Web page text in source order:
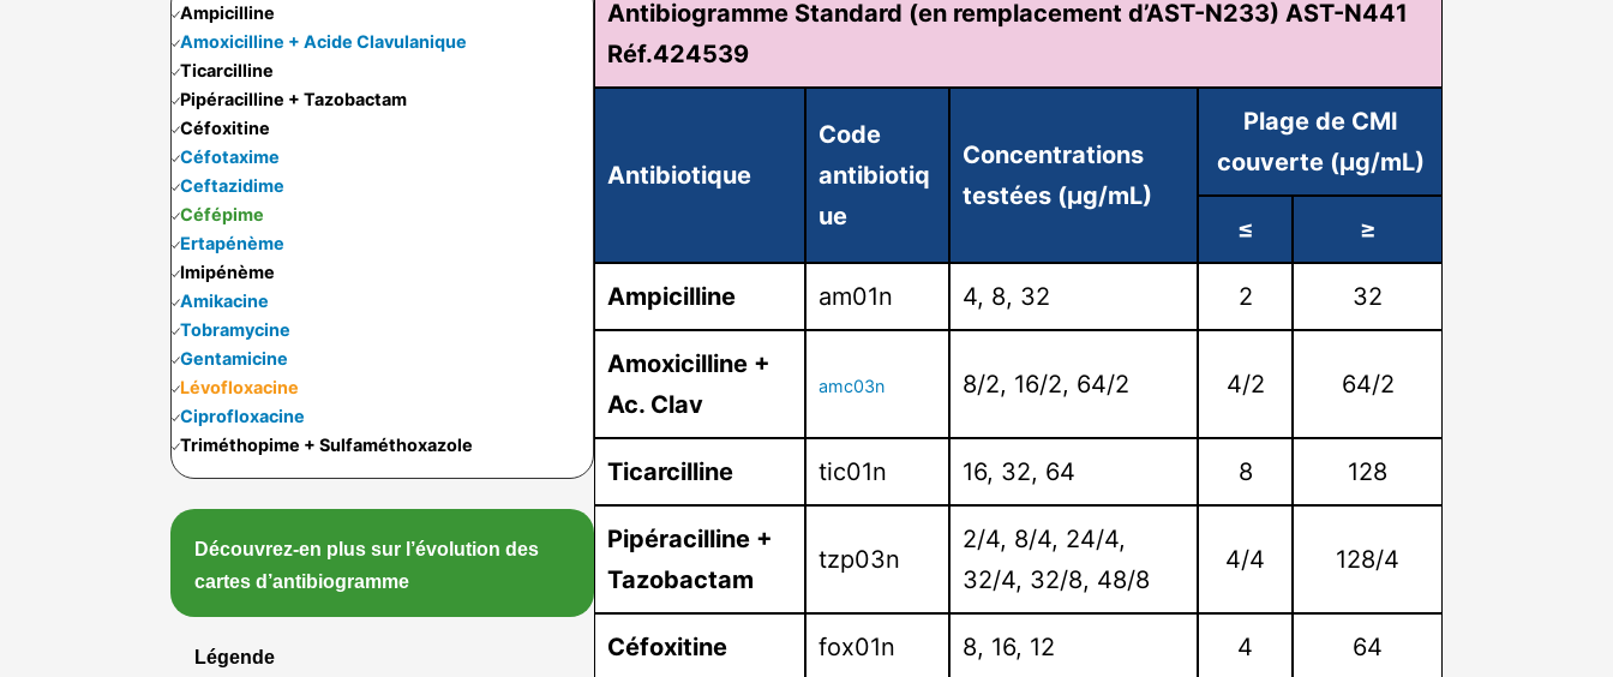
Ampicilline
Amoxicilline + Acide Clavulanique
Ticarcilline
Pipéracilline + Tazobactam
Céfoxitine
Céfotaxime
Ceftazidime
Céfépime
Ertapénème
Imipénème
Amikacine
Tobramycine
Gentamicine
Lévofloxacine
Ciprofloxacine
Triméthopime + Sulfaméthoxazole
Découvrez-en plus sur l’évolution des
cartes d’antibiogramme
Légende
Antibiogramme Standard (en remplacement d’AST-N233) AST-N441
Réf.424539
Antibiotique
Code
antibiotiq
ue
Concentrations
testées (µg/mL)
Plage de CMI
couverte (µg/mL)
≤ ≥
Ampicilline am01n 4, 8, 32 2 32
Amoxicilline +
Ac. Clav
amc03n 8/2, 16/2, 64/2 4/2 64/2
Ticarcilline tic01n 16, 32, 64 8 128
Pipéracilline +
Tazobactam
tzp03n
2/4, 8/4, 24/4,
32/4, 32/8, 48/8
4/4 128/4
Céfoxitine fox01n 8, 16, 12 4 64